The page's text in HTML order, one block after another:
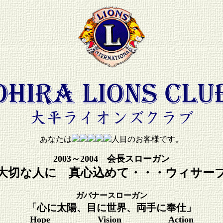
あなたは 人目のお客様です。
2003～2004 会長スローガン
切な人に 真心込めて・・・ウィサー
ガバナースローガン
「心に太陽、目に世界、両手に奉仕」
Hope Vision Action